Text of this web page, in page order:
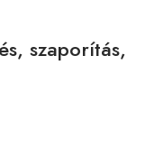
szaporítás,